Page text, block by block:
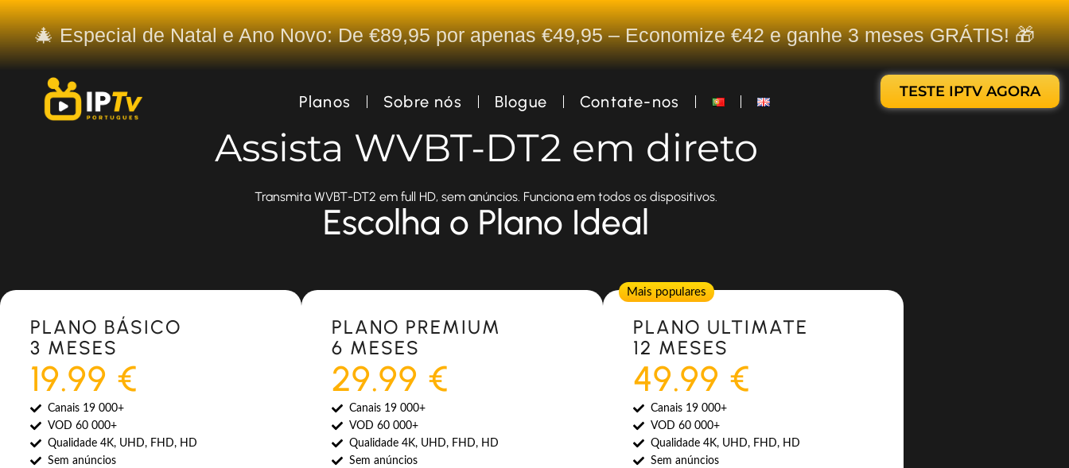
🎄 Especial de Natal e Ano Novo: De €89,95 por apenas €49,95 – Economize €42 e ganhe 3 meses GRÁTIS! 🎁
Planos Sobre nós Blogue Contate-nos
TESTE IPTV AGORA
Assista WVBT-DT2 em direto
Transmita WVBT-DT2 em full HD, sem anúncios. Funciona em todos os dispositivos.
Escolha o Plano Ideal
Most Popular
PLANO BÁSICO
3 MESES
19.99 €
Canais 19 000+
VOD 60 000+
Qualidade 4K, UHD, FHD, HD
Sem anúncios
Most Popular
PLANO PREMIUM
6 MESES
29.99 €
Canais 19 000+
VOD 60 000+
Qualidade 4K, UHD, FHD, HD
Sem anúncios
Mais populares
PLANO ULTIMATE
12 MESES
49.99 €
Canais 19 000+
VOD 60 000+
Qualidade 4K, UHD, FHD, HD
Sem anúncios